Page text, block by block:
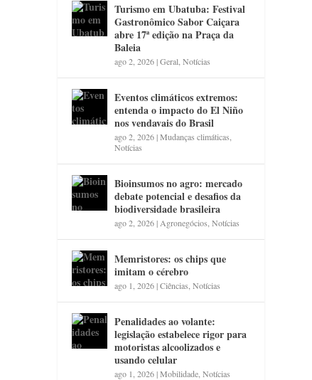
Turismo em Ubatuba: Festival
Gastronômico Sabor Caiçara
abre 17ª edição na Praça da
Baleia
ago 2, 2026|Geral ,Notícias
Eventos climáticos extremos:
entenda o impacto do El Niño
nos vendavais do Brasil
ago 2, 2026|Mudanças climáticas
Notícias
Bioinsumos no agro: mercado
debate potencial e desafios da
biodiversidade brasileira
ago 2, 2026| Agronegócios ,Notícias
Memristores: os chips que
imitam o cérebro
ago 1, 2026|Ciências ,Notícias
Penalidades ao volante:
legislação estabelece rigor para
motoristas alcoolizados e
usando celular
ago 1, 2026|Mobilidade ,Notícias